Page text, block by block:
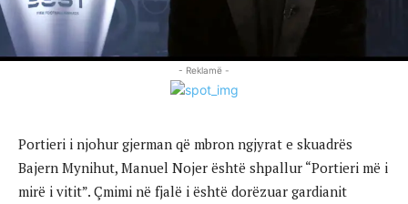
- Reklamë -
Portieri i njohur gjerman që mbron ngjyrat e skuadrës
Bajern Mynihut, Manuel Nojer është shpallur “Portieri më i
mirë i vitit”. Çmimi në fjalë i është dorëzuar gardianit